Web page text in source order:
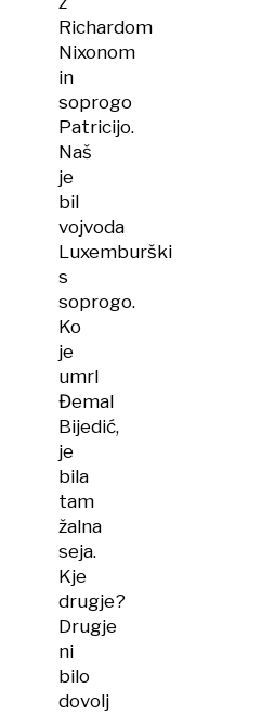
Richardom
Nixonom
in
soprogo
Patricijo.
Naš
je
bil
vojvoda
Luxemburški
s
soprogo.
Ko
je
umrl
Đemal
Bijedić,
je
bila
tam
žalna
seja.
Kje
drugje?
Drugje
ni
bilo
dovolj